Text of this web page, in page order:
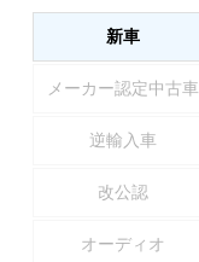
新車
メーカー認定中古車
逆輸入車
改公認
オーディオ